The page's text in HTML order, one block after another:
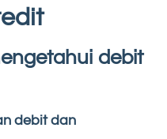
debit
debit dan